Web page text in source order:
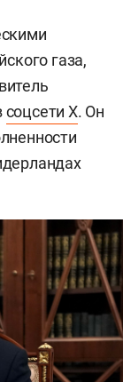
газа,
соцсети X. Он